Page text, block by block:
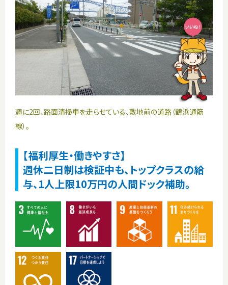
週に2回、路面清掃車を走らせている、敷地前の道路（鶴浜通筋
線）。
【福利厚生・働きやすさ】
週休二日制は検証中も、トップクラスの給
与、1人上限10万円の人間ドック補助。